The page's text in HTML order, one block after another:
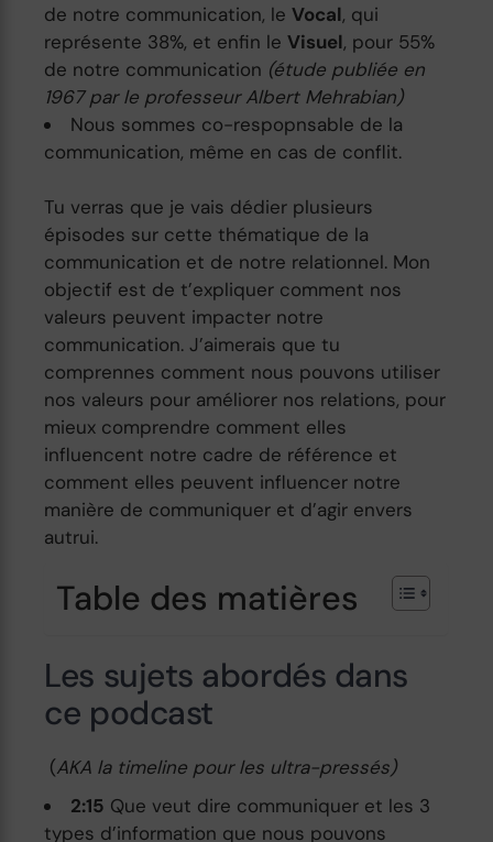
de notre communication, leVocal, qui
représente 38%, et enfin leVisuel, pour 55%
de notre communication (étude publiée en
1967 par le professeur Albert Mehrabian)
Nous sommes co-respopnsable de la
communication, même en cas de conflit.
Tu verras que je vais dédier plusieurs
épisodes sur cette thématique de la
communication et de notre relationnel. Mon
objectif est de t’expliquer comment nos
valeurs peuvent impacter notre
communication. J’aimerais que tu
comprennes comment nous pouvons utiliser
nos valeurs pour améliorer nos relations, pour
mieux comprendre comment elles
influencent notre cadre de référence et
comment elles peuvent influencer notre
manière de communiquer et d’agir envers
autrui.
Table des matières
Les sujets abordés dans
ce podcast
(AKA la timeline pour les ultra-pressés)
2:15 Que veut dire communiquer et les 3
types d’information que nous pouvons